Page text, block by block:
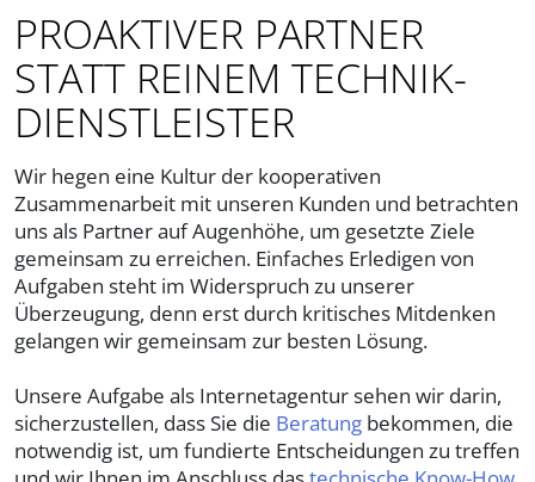
PROAKTIVER PARTNER
STATT REINEM TECHNIK-
DIENSTLEISTER
Wir hegen eine Kultur der kooperativen
Zusammenarbeit mit unseren Kunden und betrachten
uns als Partner auf Augenhöhe, um gesetzte Ziele
gemeinsam zu erreichen. Einfaches Erledigen von
Aufgaben steht im Widerspruch zu unserer
Überzeugung, denn erst durch kritisches Mitdenken
gelangen wir gemeinsam zur besten Lösung.
Unsere Aufgabe als Internetagentur sehen wir darin,
sicherzustellen, dass Sie die Beratung bekommen, die
notwendig ist, um fundierte Entscheidungen zu treffen